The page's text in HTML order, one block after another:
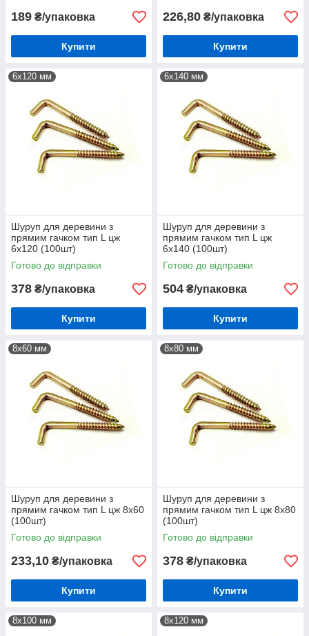
189 ₴/упаковка
Купити
226,80 ₴/упаковка
Купити
6х120 мм
Шуруп для деревини з
прямим гачком тип L цж
6х120 (100шт)
Готово до відправки
378 ₴/упаковка
Купити
6х140 мм
Шуруп для деревини з
прямим гачком тип L цж
6х140 (100шт)
Готово до відправки
504 ₴/упаковка
Купити
8х60 мм
Шуруп для деревини з
прямим гачком тип L цж 8х60
(100шт)
Готово до відправки
233,10 ₴/упаковка
Купити
8х80 мм
Шуруп для деревини з
прямим гачком тип L цж 8х80
(100шт)
Готово до відправки
378 ₴/упаковка
Купити
8х100 мм 8х120 мм